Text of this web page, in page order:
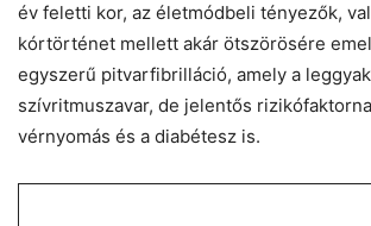
év feletti kor, az életmódbeli tényezők,
kórtörténet mellett akár ötszörösére
egyszerű pitvarfibrilláció, amely a
szívritmuszavar, de jelentős
vérnyomás és a diabétesz is.